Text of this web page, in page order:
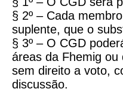
§ 2º – Cada
suplente, que o
§ 3º – O CGD
áreas da Fhemig
sem direito a voto,
discussão.